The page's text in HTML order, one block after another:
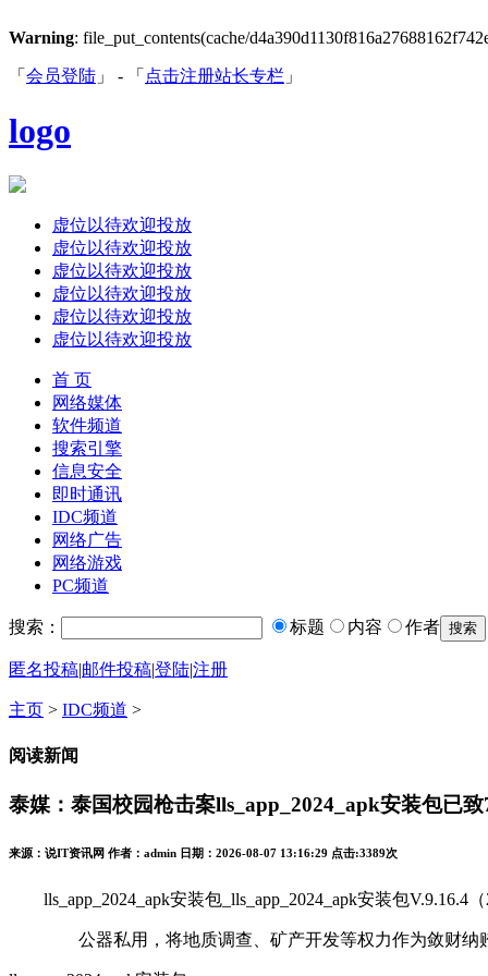
Warning: file_put_contents(cache/
「 会员登陆 」 - 「 点击注册站长专栏 」
logo
虚位以待欢迎投放
虚位以待欢迎投放
虚位以待欢迎投放
虚位以待欢迎投放
虚位以待欢迎投放
虚位以待欢迎投放
首 页
网络媒体
软件频道
搜索引擎
信息安全
即时通讯
IDC频道
网络广告
网络游戏
PC频道
搜索： 标题 内容 作者
匿名投稿|邮件投稿|登陆|注册
主页 > IDC频道 >
阅读新闻
泰媒：泰国校园枪击案lls_app_2024_apk安装包已
来源：说IT资讯网 作者：admin 日期：2026-08-07 13:16:29 点击:3389次
lls_app_2024_apk安装包_lls_app_2024_apk安装包V.9.16.4
公器私用，将地质调查、矿产开发等权力作为敛财纳贿的